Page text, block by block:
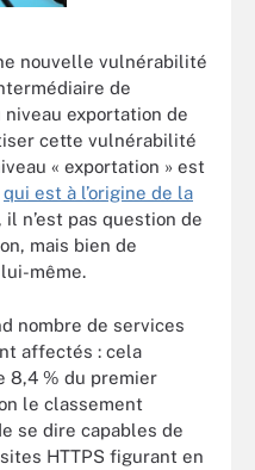
nouvelle vulnérabilité
de
exportation de
cette vulnérabilité
« exportation » est
qui est à l’origine de la
il n’est pas question de
mais bien de
même.
nombre de services
affectés : cela
8,4 % du premier
le classement
se dire capables de
HTTPS figurant en